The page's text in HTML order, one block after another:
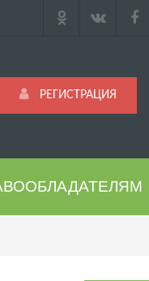
РЕГИСТРАЦИЯ